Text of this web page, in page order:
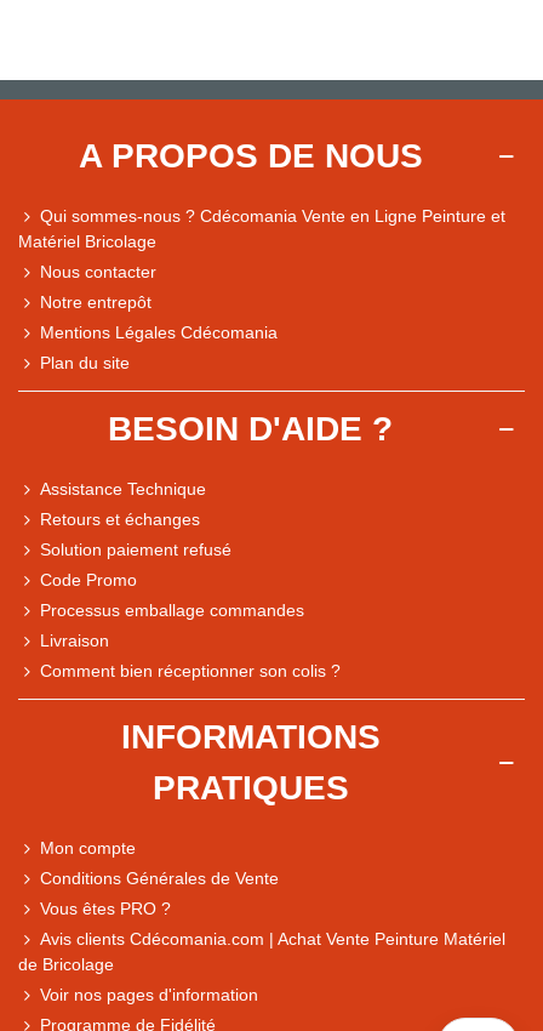
Comparaison des performances du magasin
Express, Chez vous, Point relais, Retrait magasin
A PROPOS DE NOUS
Qui sommes-nous ? Cdécomania Vente en Ligne Peinture et
Matériel Bricolage
Nous contacter
Notre entrepôt
Mentions Légales Cdécomania
Plan du site
BESOIN D'AIDE ?
Assistance Technique
Retours et échanges
Solution paiement refusé
Code Promo
Processus emballage commandes
Livraison
Comment bien réceptionner son colis ?
INFORMATIONS
PRATIQUES
Mon compte
Conditions Générales de Vente
Vous êtes PRO ?
Avis clients Cdécomania.com | Achat Vente Peinture Matériel
de Bricolage
Voir nos pages d'information
Programme de Fidélité